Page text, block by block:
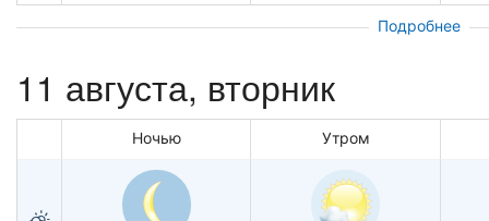
Подробнее
11 августа, вторник
Ночью Утром